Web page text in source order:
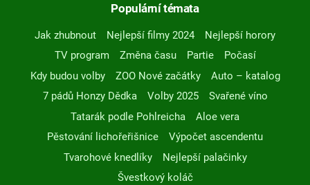
Populární témata
Jak zhubnout Nejlepší filmy 2024
Nejlepší horory
TV program
Změna času Partie
Počasí
Kdy budou volby
ZOO Nové začátky
Auto – katalog
7 pádů Honzy Dědka
Volby 2025
Svařené víno
Tatarák podle Pohlreicha
Aloe vera
Pěstování lichořeřišnice
Výpočet ascendentu
Tvarohové knedlíky
Nejlepší palačinky
Švestkový koláč